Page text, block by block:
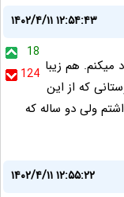
۱۴۰۲/۴/۱۱ ۱۲:۵۴:۴۳
18
124 میکنم. هم زیبا
که از این
دوگانه نداشتم ولی دو ساله که
۱۴۰۲/۴/۱۱ ۱۲:۵۵:۲۲